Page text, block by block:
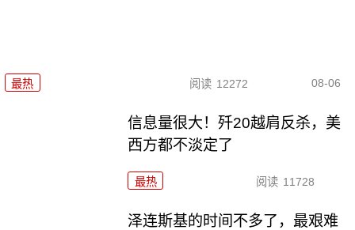
最热 阅读 12272 08-06
信息量很大！歼20越肩反杀，美
西方都不淡定了
最热 阅读 11728
泽连斯基的时间不多了，最艰难